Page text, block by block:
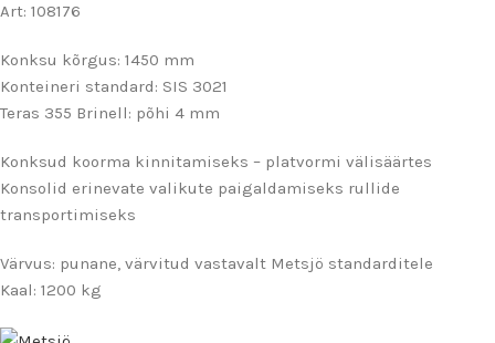
Art: 108176
Konksu kõrgus: 1450 mm
Konteineri standard: SIS 3021
Teras 355 Brinell: põhi 4 mm
Konksud koorma kinnitamiseks – platvormi välisäärtes
Konsolid erinevate valikute paigaldamiseks rullide
transportimiseks
Värvus: punane, värvitud vastavalt Metsjö standarditele
Kaal: 1200 kg